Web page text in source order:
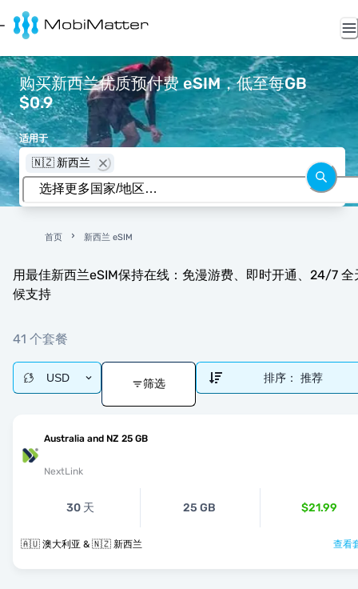
购买新西兰优质预付费 eSIM，低至每GB
$0.9
适用于
🇳🇿 新西兰
首页 新西兰 eSIM
用最佳新西兰eSIM保持在线：免漫游费、即时开通、24/7 全
候支持
41 个套餐
USD 筛选 排序： 推荐
Australia and NZ 25 GB
NextLink
30 天 25 GB $21.99
🇦🇺 澳大利亚 & 🇳🇿 新西兰 查看